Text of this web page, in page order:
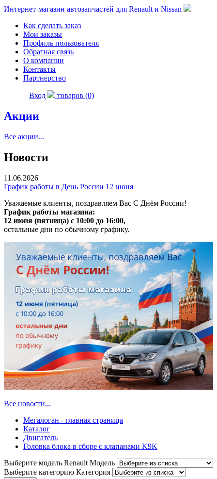
Интернет-магазин автозапчастей для Renault и Nissan
Как сделать заказ
Мои заказы
Профиль пользователя
Обратная связь
О компании
Контакты
Партнерство
Вход товаров (0)
Акции
Все акции...
Новости
11.06.2026
График работы в День России 12 июня
Уважаемые клиенты, поздравляем Вас С Днём России!
График работы магазина:
12 июня (пятница) с 10:00 до 16:00,
остальные дни по обычному графику.
Все новости...
Мегалоган - главная страница
Каталог
Двигатель
Головка блока в сборе с клапанами K9K
Выберите модель Renault Модель
Выберите категорию Категория